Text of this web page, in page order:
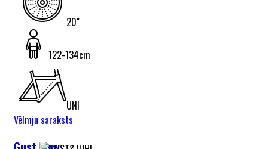
20"
122-134cm
UNI
Vēlmju saraksts